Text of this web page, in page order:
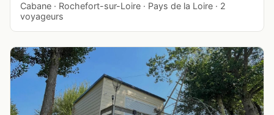
Cabane · Rochefort-sur-Loire · Pays de la Loire · 2
voyageurs